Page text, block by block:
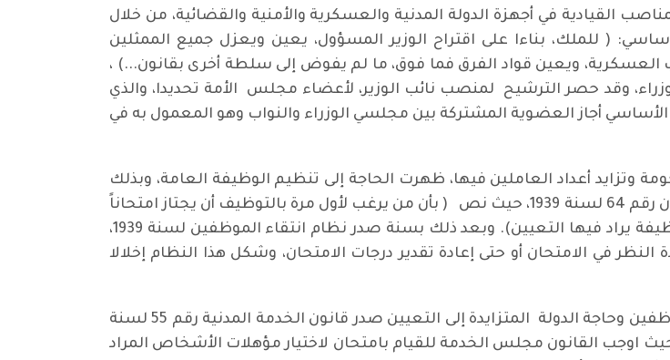
لسنة 1925 أسلوب التعيين للمناصب القيادية في أجهزة الدولة المدنية والعسكرية والأمنية والقضائية، من خلال
( للملك، بناءا على اقتراح الوزير المسؤول، يعين ويعزل جميع الممثلين
العسكرية، ويعين قواد الفرق فما فوق، ما لم يفوض إلى سلطة أخرى بقانون...) ،
وقد حصر الترشيح لمنصب نائب الوزير، لأعضاء مجلس الأمة تحديدا، والذي
أجاز العضوية المشتركة بين مجلسي الوزراء والنواب وهو المعمول به في
وتزايد أعداد العاملين فيها، ظهرت الحاجة إلى تنظيم الوظيفة العامة، وبذلك
صدر أول قانون للخدمة المدنية سنة 1931، وبعد ذلك تم إصدار قانون رقم 64 لسنة 1939، حيث نص ( بأن من يرغب لأول مرة بالتوظيف أن يجتاز امتحاناً
تتولاه اللجان المختصة بانتقاء الموظفين على وفق طبيعة كل وظيفة يراد فيها التعيين). وبعد ذلك بسنة صدر نظام انتقاء الموظفين لسنة 1939،
في الامتحان أو حتى إعادة تقدير درجات الامتحان، وشكل هذا النظام إخلالا
وأمام التطور الحاصل في مجال الوظيفة العامة واتساع عدد الموظفين وحاجة الدولة المتزايدة إلى التعيين صدر قانون الخدمة المدنية رقم 55 لسنة
حيث اوجب القانون مجلس الخدمة للقيام بامتحان لاختيار مؤهلات الأشخاص المراد